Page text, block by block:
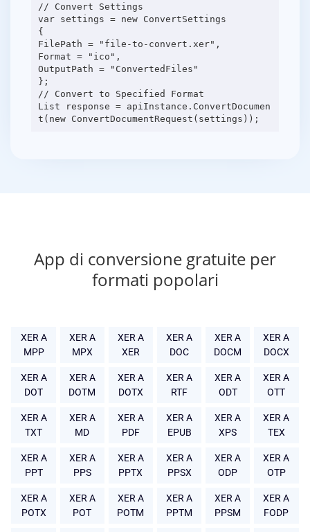
// Convert Settings
var settings = new ConvertSettings
{
FilePath = "file-to-convert.xer",
Format = "ico",
OutputPath = "ConvertedFiles"
};
// Convert to Specified Format
List response = apiInstance.ConvertDocumen
App di conversione gratuite per
formati popolari
XER A
MPP
XER A
MPX
XER A
XER
XER A
DOC
XER A
DOCM
XER A
DOCX
XER A
DOT
XER A
DOTM
XER A
DOTX
XER A
RTF
XER A
ODT
XER A
OTT
XER A
TXT
XER A
MD
XER A
PDF
XER A
EPUB
XER A
XPS
XER A
TEX
XER A
PPT
XER A
PPS
XER A
PPTX
XER A
PPSX
XER A
ODP
XER A
OTP
XER A
POTX
XER A
POT
XER A
POTM
XER A
PPTM
XER A
PPSM
XER A
FODP